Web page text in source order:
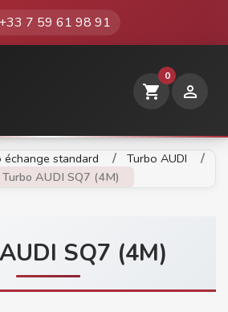
+33 7 59 61 98 91
shopping_cart
0

échange standard
Turbo AUDI
Turbo AUDI SQ7 (4M)
SQ7 (4M)